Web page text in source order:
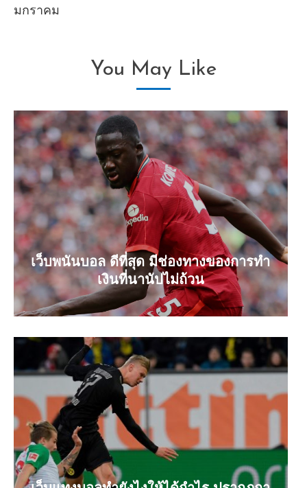
มกราคม
You May Like
เว็บพนันบอล ดีที่สุด มีช่องทางของการทำ
เงินที่นานัปไม่ถ้วน